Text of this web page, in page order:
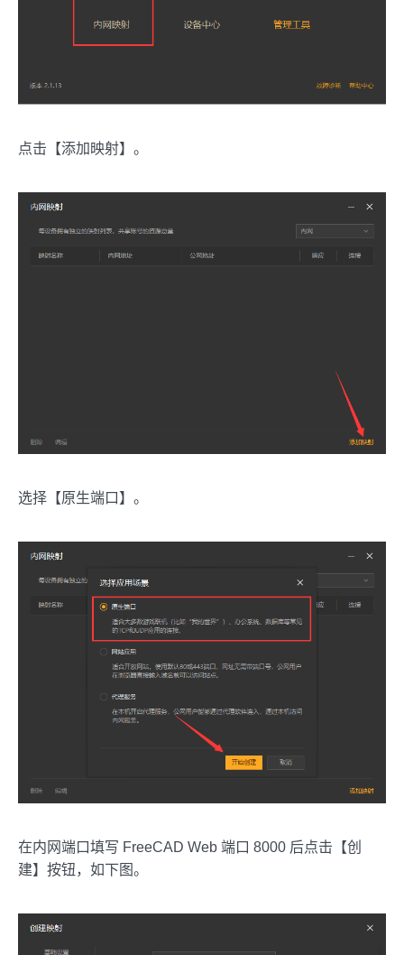
点击【添加映射】。
选择【原生端口】。
在内网端口填写 FreeCAD Web 端口 8000 后点击【创
建】按钮，如下图。